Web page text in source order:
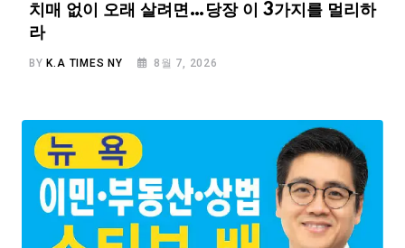
치매 없이 오래 살려면…당장 이 3가지를 멀리하
라
BYK.A TIMES NY 8월 7, 2026